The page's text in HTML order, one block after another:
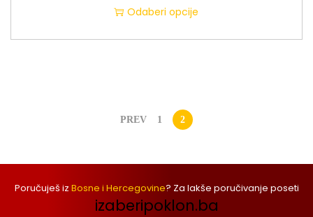
Odaberi opcije
PREV 1 2
Poručuješ iz Bosne i Hercegovine? Za lakše poručivanje poseti
izaberipoklon.ba